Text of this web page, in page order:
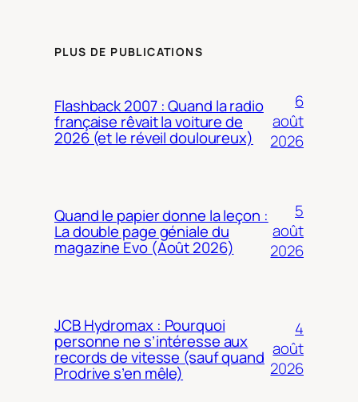
PLUS DE PUBLICATIONS
Flashback 2007 : Quand la radio
française rêvait la voiture de
2026 (et le réveil douloureux)
6
août
2026
Quand le papier donne la leçon :
La double page géniale du
magazine Evo (Août 2026)
5
août
2026
JCB Hydromax : Pourquoi
personne ne s’intéresse aux
records de vitesse (sauf quand
Prodrive s’en mêle)
4
août
2026